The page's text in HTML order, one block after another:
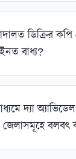
ডিক্রির কপি
বাধ্য?
দ্যা
জেলাসমূহে